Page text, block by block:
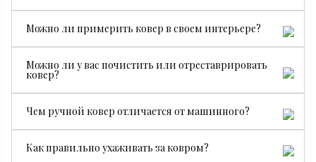
производства. В среднем изготовление занимает от 3
месяцев.
Можно ли примерить ковер в своем интерьере?
примерку, чтобы вы могли посмотреть, как он будет
Можно ли у вас почистить или отреставрировать
ковер?
реставрации ковров.
Чем ручной ковер отличается от машинного?
он долговечнее, ценнее и уникален. Машинные
Как правильно ухаживать за ковром?